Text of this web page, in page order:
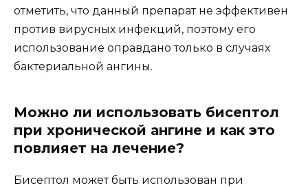
отметить, что данный препарат не эффективен
против вирусных инфекций, поэтому его
использование оправдано только в случаях
бактериальной ангины.
Можно ли использовать бисептол
при хронической ангине и как это
повлияет на лечение?
Бисептол может быть использован при